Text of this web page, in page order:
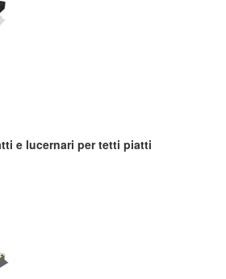
e lucernari per tetti piatti